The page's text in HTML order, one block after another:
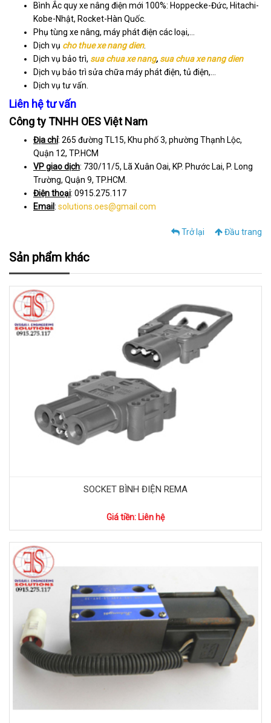
Bình Ắc quy xe nâng điện mới 100%: Hoppecke-Đức, Hitachi-
Kobe-Nhật, Rocket-Hàn Quốc.
Phụ tùng xe nâng, máy phát điện các loại,…
Dịch vụ cho thue xe nang dien.
Dịch vụ bảo trì, sua chua xe nang, sua chua xe nang dien
Dịch vụ bảo trì sửa chữa máy phát điện, tủ điện,…
Dịch vụ tư vấn.
Liên hệ tư vấn
Công ty TNHH OES Việt Nam
Địa chỉ: 265 đường TL15, Khu phố 3, phường Thạnh Lộc,
Quận 12, TP.HCM
VP giao dịch: 730/11/5, Lã Xuân Oai, KP. Phước Lai, P. Long
Trường, Quận 9, TP.HCM.
Điện thoại: 0915.275.117
Email: solutions.oes@gmail.com
Trở lại Đầu trang
Sản phẩm khác
SOCKET BÌNH ĐIỆN REMA
Giá tiền: Liên hệ